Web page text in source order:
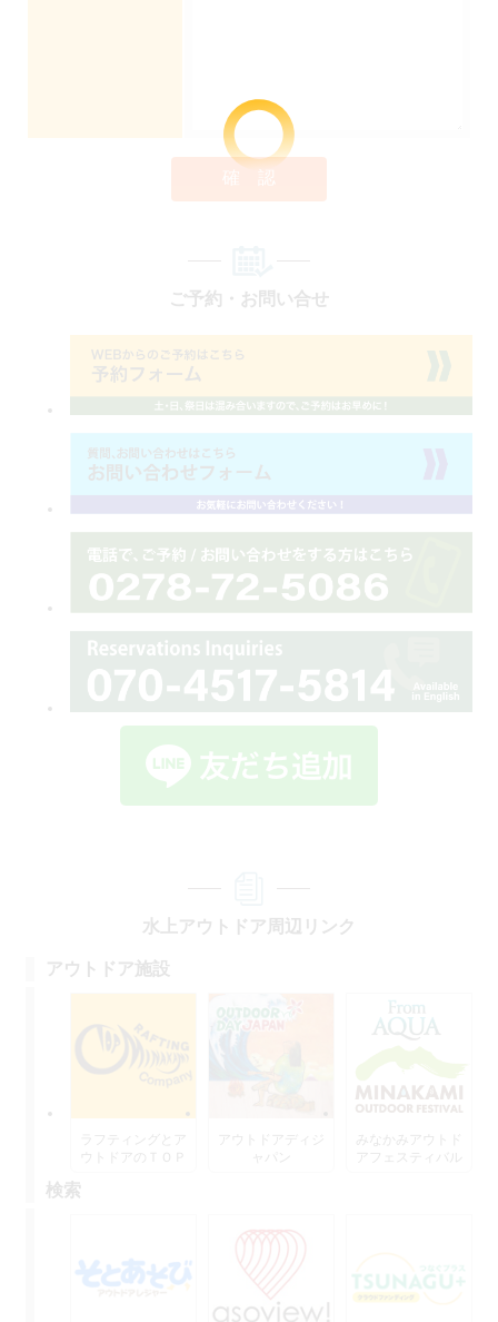
確 認
ご予約・お問い合せ
水上アウトドア周辺リンク
アウトドア施設
ラフティングとア
ウトドアのＴＯＰ
アウトドアディジ
みなかみアウトド
アフェスティバル
検索